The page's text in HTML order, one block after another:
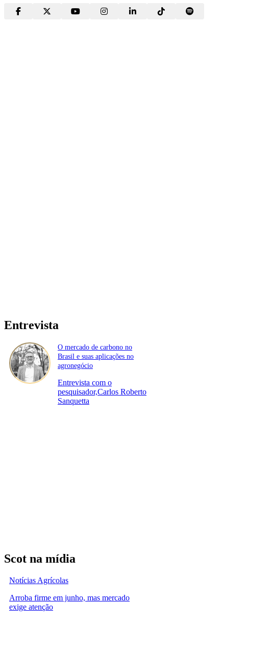
Entrevista
O mercado de carbono no
Brasil e suas aplicações no
agronegócio
Entrevista com o
pesquisador,Carlos Roberto
Sanquetta
Scot na mídia
Notícias Agrícolas
Arroba firme em junho, mas mercado
exige atenção